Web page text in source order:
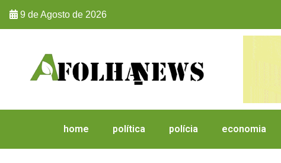
9 de Agosto de 2026
home política polícia economia